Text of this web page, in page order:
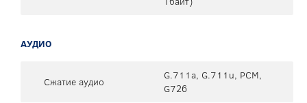
АУДИО
Сжатие аудио
G.711a, G.711u, PCM,
G726